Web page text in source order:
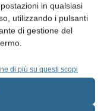
in qualsiasi
utilizzando i pulsanti
di gestione del
di più su questi scopi